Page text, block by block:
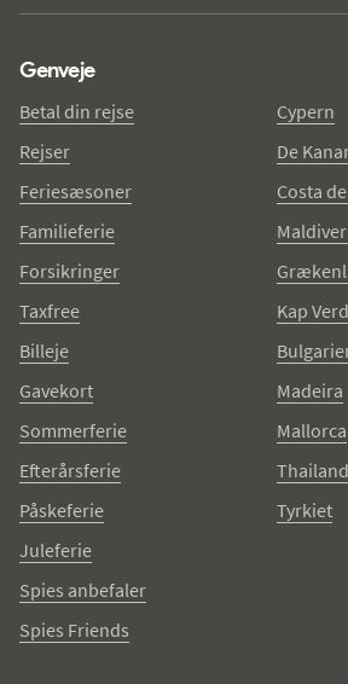
Genveje
Betal din rejse
Rejser
Feriesæsoner
Familieferie
Forsikringer
Taxfree
Billeje
Gavekort
Sommerferie
Efterårsferie
Påskeferie
Juleferie
Spies anbefaler
Spies Friends
Cypern
De
Costa
Kap
Madeira
Mallorca
Thailand
Tyrkiet